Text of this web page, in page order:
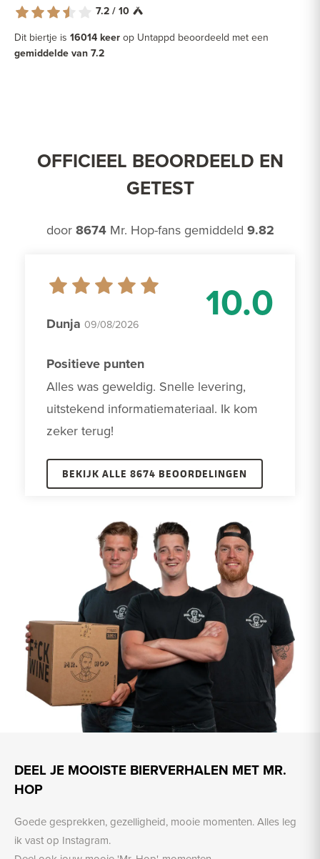
7.2 / 10
Dit biertje is 16014 keer op Untappd beoordeeld met een
gemiddelde van 7.2
OFFICIEEL BEOORDEELD EN
GETEST
door 8674Mr. Hop-fans gemiddeld 9.82
10.0
Dunja 09/08/2026
Positieve punten
Alles was geweldig. Snelle levering,
uitstekend informatiemateriaal. Ik kom
zeker terug!
BEKIJK ALLE 8674 BEOORDELINGEN
DEEL JE MOOISTE BIERVERHALEN MET MR.
HOP
Goede gesprekken, gezelligheid, mooie momenten. Alles leg
ik vast op Instagram.